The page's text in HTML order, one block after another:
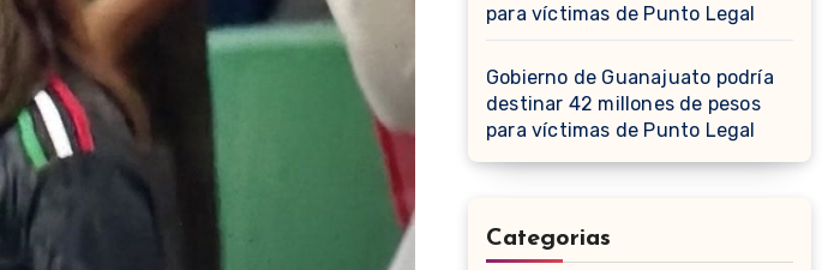
para víctimas de Punto Legal
Gobierno de Guanajuato podría
destinar 42 millones de pesos
para víctimas de Punto Legal
Categorias